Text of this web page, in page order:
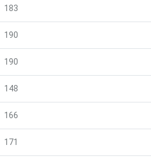
183
190
190
148
166
171